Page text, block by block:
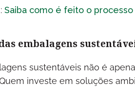
Saiba como é feito o
embalagens
sustentáveis não é
investe em soluções